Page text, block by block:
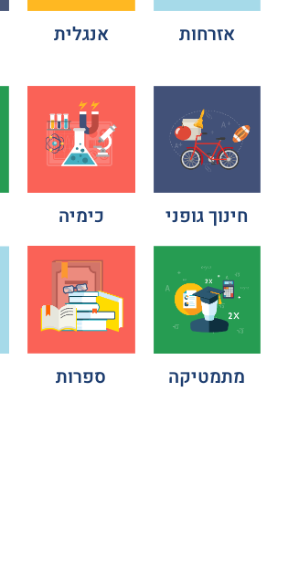
אזרחות אנגלית
חינוך גופני כימיה
מתמטיקה ספרות